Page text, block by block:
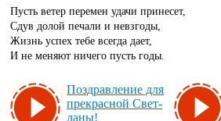
Пусть ветер перемен удачи принесет,
Сдув долой печали и невзгоды,
Жизнь успех тебе всегда дает,
И не меняют ничего пусть годы.
Поз­драв­ле­ние для
прек­рас­ной Свет­
ла­ны!